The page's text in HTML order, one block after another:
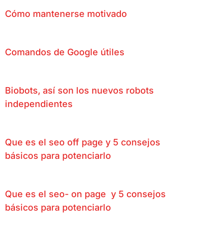
Cómo mantenerse motivado
Comandos de Google útiles
Biobots, así son los nuevos robots
independientes
Que es el seo off page y 5 consejos
básicos para potenciarlo
Que es el seo- on page y 5 consejos
básicos para potenciarlo